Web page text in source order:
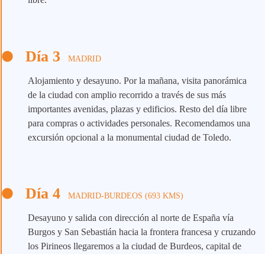
Día 3 MADRID
Alojamiento y desayuno. Por la mañana, visita panorámica
de la ciudad con amplio recorrido a través de sus más
importantes avenidas, plazas y edificios. Resto del día libre
para compras o actividades personales. Recomendamos una
excursión opcional a la monumental ciudad de Toledo.
Día 4 MADRID-BURDEOS (693 KMS)
Desayuno y salida con dirección al norte de España vía
Burgos y San Sebastián hacia la frontera francesa y cruzando
los Pirineos llegaremos a la ciudad de Burdeos, capital de